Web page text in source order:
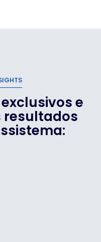
e
resultados